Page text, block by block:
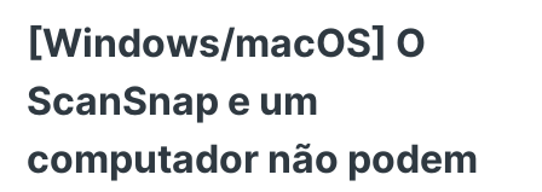
[Windows/macOS] O
ScanSnap e um
computador não podem